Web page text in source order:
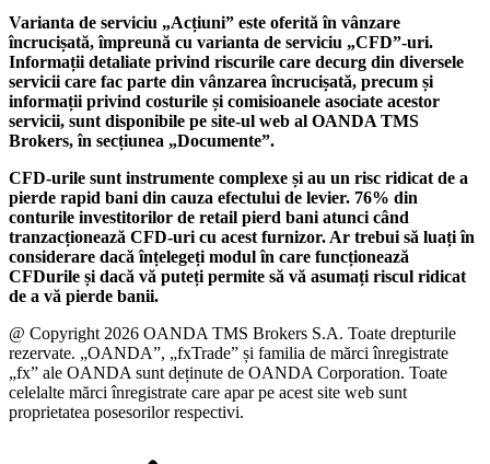
Varianta de serviciu „Acțiuni” este oferită în vânzare
încrucișată, împreună cu varianta de serviciu „CFD”-uri.
Informații detaliate privind riscurile care decurg din diversele
servicii care fac parte din vânzarea încrucișată, precum și
informații privind costurile și comisioanele asociate acestor
servicii, sunt disponibile pe site-ul web al OANDA TMS
Brokers, în secțiunea „Documente”.
CFD-urile sunt instrumente complexe și au un risc ridicat de a
pierde rapid bani din cauza efectului de levier. 76% din
conturile investitorilor de retail pierd bani atunci când
tranzacționează CFD-uri cu acest furnizor. Ar trebui să luați în
considerare dacă înțelegeți modul în care funcționează
CFDurile și dacă vă puteți permite să vă asumați riscul ridicat
de a vă pierde banii.
@ Copyright 2026 OANDA TMS Brokers S.A. Toate drepturile
rezervate. „OANDA”, „fxTrade” și familia de mărci înregistrate
„fx” ale OANDA sunt deținute de OANDA Corporation. Toate
celelalte mărci înregistrate care apar pe acest site web sunt
proprietatea posesorilor respectivi.